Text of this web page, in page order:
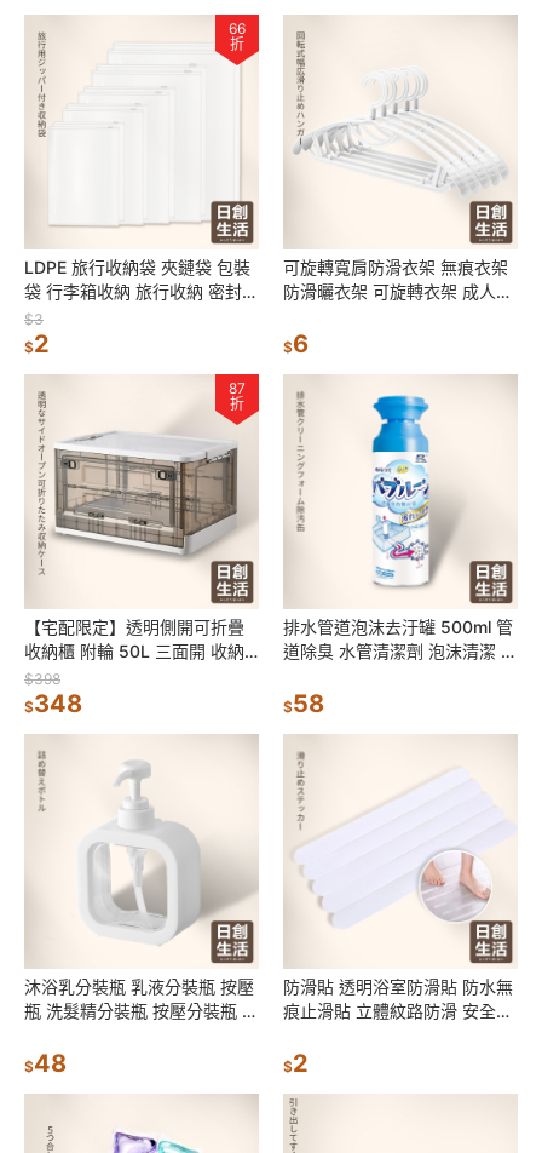
66
折
LDPE 旅行收納袋 夾鏈袋 包裝
袋 行李箱收納 旅行收納 密封袋
收納袋 防潑水 袋子 行李收納
日創生活
$3
$2
可旋轉寬肩防滑衣架 無痕衣架
防滑曬衣架 可旋轉衣架 成人衣
塑膠衣架
$6
87
折
【宅配限定】透明側開可折疊
收納櫃 附輪 50L 三面開 收納
箱 可摺疊收納箱 上掀蓋 收納櫃
側開櫃 收納盒
$398
$348
排水管道泡沫去汙罐 500ml 管
道除臭 水管清潔劑 泡沫清潔 排
創生活
$58
沐浴乳分裝瓶 乳液分裝瓶 按壓
瓶 洗髮精分裝瓶 按壓分裝瓶 沐
收納瓶 按壓瓶
$48
防滑貼 透明浴室防滑貼 防水無
痕止滑貼 立體紋路防滑 安全防
創生活
$2